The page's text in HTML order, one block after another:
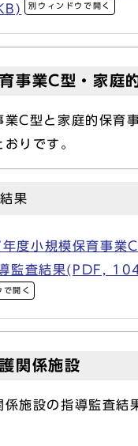
別ウィンドウで開く
事業C型・家庭
業C型と家庭的保育
りです。
果
度小規模保育事業
監査結果(PDF,
で開く
関係施設
係施設の指導監査結